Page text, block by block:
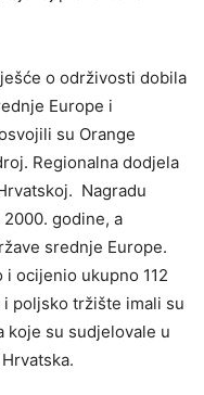
o održivosti dobila
Europe i
su Orange
Regionalna dodjela
Nagradu
godine, a
srednje Europe.
ocijenio ukupno 112
i poljsko tržište imali su
koje su sudjelovale u